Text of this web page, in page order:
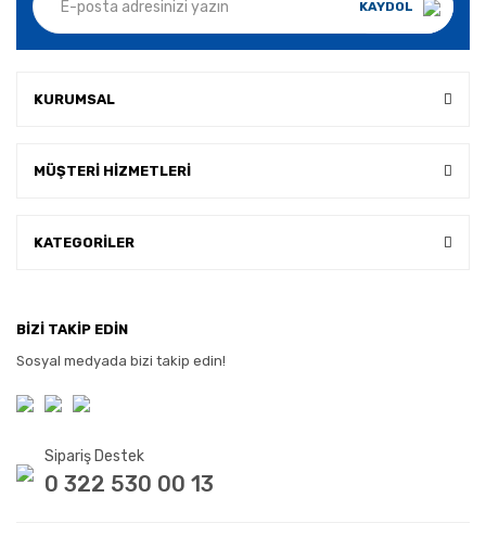
KAYDOL
KURUMSAL
MÜŞTERİ HİZMETLERİ
KATEGORİLER
BİZİ TAKİP EDİN
Sosyal medyada bizi takip edin!
Sipariş Destek
0 322 530 00 13